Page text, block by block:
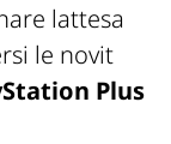
lattesa
le novit
Plus